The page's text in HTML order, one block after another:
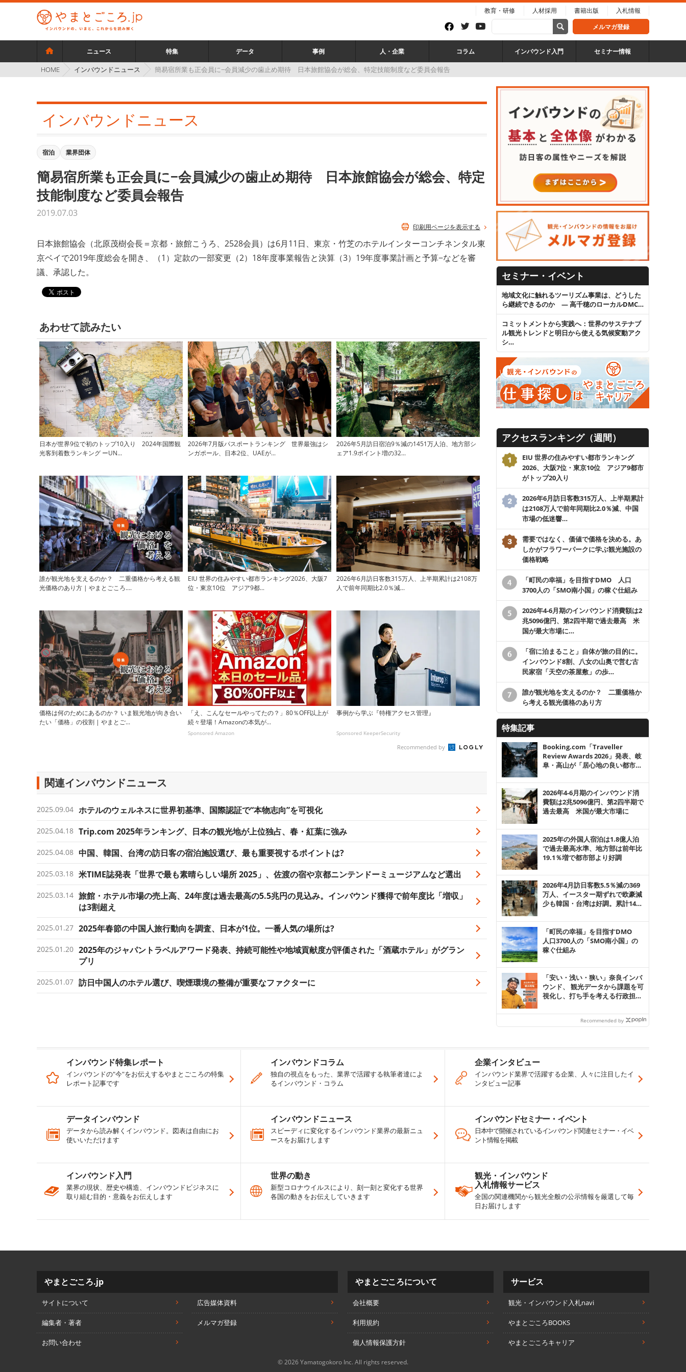
教育・研修 人材採用 書籍出版
入札情報
メルマガ登録
ニュース 特集 データ 事例 人・企業 コラム インバウンド入門 セミナー情報
HOME インバウンドニュース 簡易宿所業も正会員に−会員減少の歯止め期待 日本旅館協会が総会、特定技能制度など委員会報告
インバウンドニュース
宿泊 業界団体
簡易宿所業も正会員に−会員減少の歯止め期待 日本旅館協会が総会、特定
技能制度など委員会報告
2019.07.03
印刷用ページを表示する
日本旅館協会（北原茂樹会長＝京都・旅館こうろ、2528会員）は6月11日、東京・竹芝のホテルインターコンチネンタル東
京ベイで2019年度総会を開き、（1）定款の一部変更（2）18年度事業報告と決算（3）19年度事業計画と予算−などを審
議、承認した。
あわせて読みたい
日本が世界9位で初のトップ10入り 2024年国際観
光客到着数ランキング ーUN...
2026年7月版パスポートランキング 世界最強はシ
ンガポール、日本2位、UAEが...
2026年5月訪日宿泊9％減の1451万人泊、地方部シ
ェア1.9ポイント増の32...
誰が観光地を支えるのか？ 二重価格から考える観
光価格のあり方 | やまとごころ....
EIU 世界の住みやすい都市ランキング2026、大阪7
位・東京10位 アジア9都...
2026年6月訪日客数315万人、上半期累計は2108万
人で前年同期比2.0％減...
価格は何のためにあるのか？ いま観光地が向き合い
たい「価格」の役割 | やまとご...
「え、こんなセールやってたの？」80％OFF以上が
続々登場！Amazonの本気が...
Sponsored Amazon
事例から学ぶ『特権アクセス管理』
Sponsored KeeperSecurity
Recommended by
関連インバウンドニュース
2025.09.04 ホテルのウェルネスに世界初基準、国際認証で“本物志向”を可視化
2025.04.18 Trip.com 2025年ランキング、日本の観光地が上位独占、春・紅葉に強み
2025.04.08 中国、韓国、台湾の訪日客の宿泊施設選び、最も重要視するポイントは?
2025.03.18 米TIME誌発表「世界で最も素晴らしい場所 2025」、佐渡の宿や京都ニンテンドーミュージアムなど選出
2025.03.14 旅館・ホテル市場の売上高、24年度は過去最高の5.5兆円の見込み。インバウンド獲得で前年度比「増収」
は3割超え
2025.01.27 2025年春節の中国人旅行動向を調査、日本が1位。一番人気の場所は?
2025.01.20 2025年のジャパントラベルアワード発表、持続可能性や地域貢献度が評価された「酒蔵ホテル」がグラン
プリ
2025.01.07 訪日中国人のホテル選び、喫煙環境の整備が重要なファクターに
セミナー・イベント
地域文化に触れるツーリズム事業は、どうした
ら継続できるのか ― 高千穂のローカルDMC…
コミットメントから実践へ：世界のサステナブ
ル観光トレンドと明日から使える気候変動アク
シ…
アクセスランキング（週間）
EIU 世界の住みやすい都市ランキング
2026、大阪7位・東京10位 アジア9都市
がトップ20入り
2026年6月訪日客数315万人、上半期累計
は2108万人で前年同期比2.0％減、中国
市場の低迷響…
需要ではなく、価値で価格を決める。あ
しかがフラワーパークに学ぶ観光施設の
価格戦略
「町民の幸福」を目指すDMO 人口
3700人の「SMO南小国」の稼ぐ仕組み
2026年4-6月期のインバウンド消費額は2
兆5096億円、第2四半期で過去最高 米
国が最大市場に…
「宿に泊まること」自体が旅の目的に。
インバウンド8割、八女の山奥で営む古
民家宿「天空の茶屋敷」の歩…
誰が観光地を支えるのか？ 二重価格か
ら考える観光価格のあり方
特集記事
Booking.com「Traveller
Review Awards 2026」発表、岐
阜・高山が「居心地の良い都市」
2026年4-6月期のインバウンド消
費額は2兆5096億円、第2四半期で
過去最高 米国が最大市場に
2025年の外国人宿泊は1.8億人泊
で過去最高水準、地方部は前年比
19.1％増で都市部より好調
2026年4月訪日客数5.5％減の369
万人、イースター期ずれで欧豪減
少も韓国・台湾は好調。累計1400
「町民の幸福」を目指すDMO
人口3700人の「SMO南小国」の
稼ぐ仕組み
「安い・浅い・狭い」奈良インバ
ウンド、 観光データから課題を可
視化し、打ち手を考える行政担当
Recommended by
インバウンド特集レポート
インバウンドの"今"をお伝えするやまとごころの特集
レポート記事です
インバウンドコラム
独自の視点をもった、業界で活躍する執筆者達によ
るインバウンド・コラム
企業インタビュー
インバウンド業界で活躍する企業、人々に注目したイ
ンタビュー記事
データインバウンド
データから読み解くインバウンド。図表は自由にお
使いいただけます
インバウンドニュース
スピーディに変化するインバウンド業界の最新ニュ
ースをお届けします
インバウンドセミナー・イベント
日本中で開催されているインバウンド関連セミナー・イベ
ント情報を掲載
インバウンド入門
業界の現状、歴史や構造、インバウンドビジネスに
取り組む目的・意義をお伝えします
世界の動き
新型コロナウイルスにより、刻一刻と変化する世界
各国の動きをお伝えしていきます
観光・インバウンド
入札情報サービス
全国の関連機関から観光全般の公示情報を厳選して毎
日お届けします
やまとごころ.jp
サイトについて 広告媒体資料
編集者・著者 メルマガ登録
お問い合わせ
やまとごころについて
会社概要
利用規約
個人情報保護方針
サービス
観光・インバウンド入札navi
やまとごころBOOKS
やまとごころキャリア
© 2026 Yamatogokoro Inc. All rights reserved.